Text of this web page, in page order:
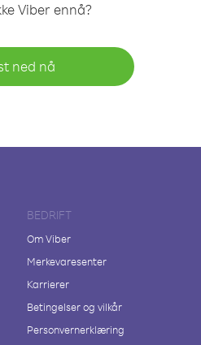
Viber ennå?
ned nå
BEDRIFT
Om Viber
Merkevaresenter
Karrierer
Betingelser og vilkår
Personvernerklæring